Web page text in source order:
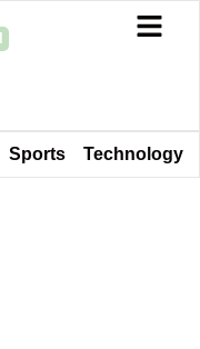
Sports Technology